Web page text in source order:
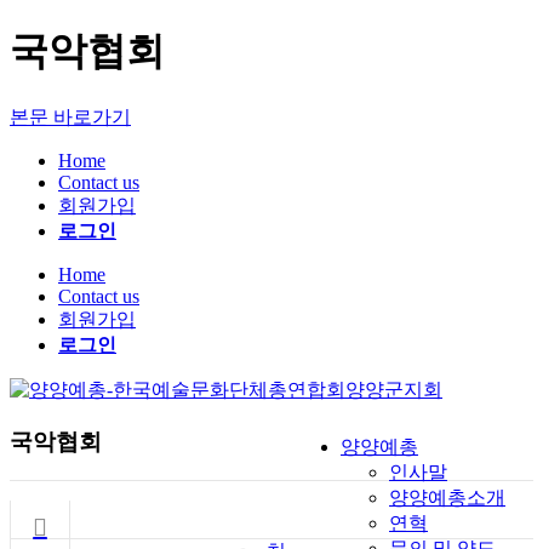
국악협회
본문 바로가기
Home
Contact us
회원가입
로그인
Home
Contact us
회원가입
로그인
양양예총
인사말
양양예총소개
연혁
국악협회